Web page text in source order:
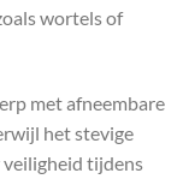
wortels of
met afneembare
het stevige
tijdens